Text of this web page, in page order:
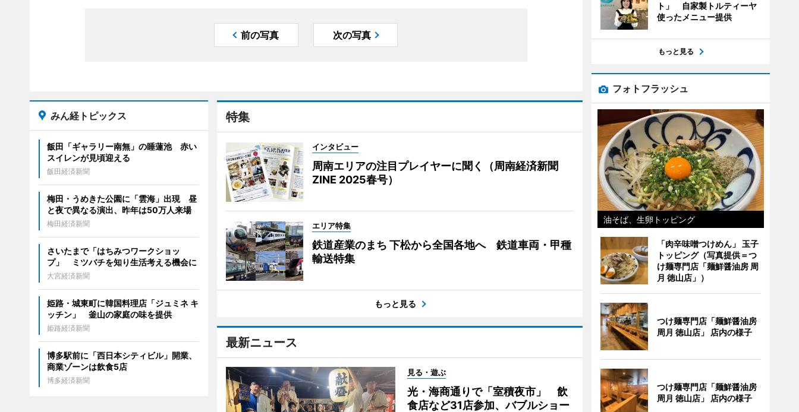
前の写真 次の写真
特集
インタビュー
周南エリアの注目プレイヤーに聞く（周南経済新聞
ZINE 2025春号）
エリア特集
鉄道産業のまち 下松から全国各地へ 鉄道車両・甲種
輸送特集
もっと見る
最新ニュース
見る・遊ぶ
光・海商通りで「室積夜市」 飲
食店など31店参加、バブルショー
みん経トピックス
飯田「ギャラリー南無」の睡蓮池 赤い
スイレンが見頃迎える
飯田経済新聞
梅田・うめきた公園に「雲海」出現 昼
と夜で異なる演出、昨年は50万人来場
梅田経済新聞
さいたまで「はちみつワークショッ
プ」 ミツバチを知り生活考える機会に
大宮経済新聞
姫路・城東町に韓国料理店「ジュミネ キ
ッチン」 釜山の家庭の味を提供
姫路経済新聞
博多駅前に「西日本シティビル」開業、
商業ゾーンは飲食5店
博多経済新聞
ト」 自家製トルティーヤ
使ったメニュー提供
もっと見る
フォトフラッシュ
油そば、生卵トッピング
「肉辛味噌つけめん」 玉子
トッピング（写真提供＝つ
け麺専門店「麺鮮醤油房 周
月 徳山店」）
つけ麺専門店「麺鮮醤油房
周月 徳山店」 店内の様子
つけ麺専門店「麺鮮醤油房
周月 徳山店」 店内の様子